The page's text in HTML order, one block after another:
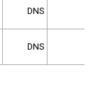
DNS
DNS